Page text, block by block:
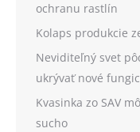
ochranu rastlín
Kolaps produkcie
Neviditeľný svet
ukrývať nové
Kvasinka zo SAV
sucho